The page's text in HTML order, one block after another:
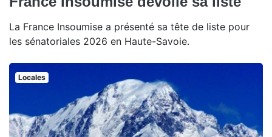
La France Insoumise a présenté sa tête de liste pour
les sénatoriales 2026 en Haute-Savoie.
Locales